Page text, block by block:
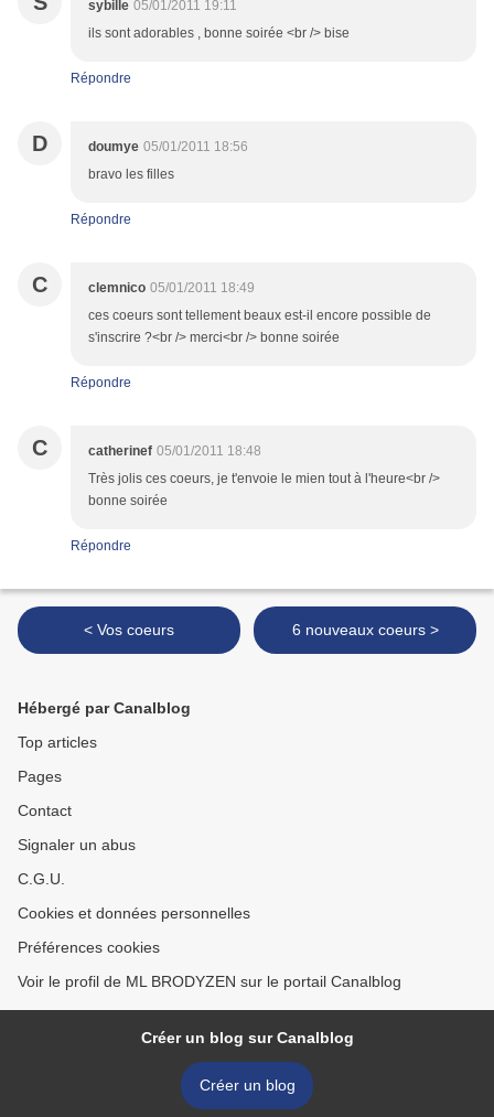
sybille 05/01/2011 19:11
ils sont adorables , bonne soirée <br /> bise
Répondre
D doumye 05/01/2011 18:56
bravo les filles
Répondre
C clemnico 05/01/2011 18:49
ces coeurs sont tellement beaux est-il encore possible de
s'inscrire ?<br /> merci<br /> bonne soirée
Répondre
C catherinef 05/01/2011 18:48
Très jolis ces coeurs, je t'envoie le mien tout à l'heure<br />
bonne soirée
Répondre
< Vos coeurs 6 nouveaux coeurs >
Hébergé par Canalblog
Top articles
Pages
Contact
Signaler un abus
C.G.U.
Cookies et données personnelles
Préférences cookies
Voir le profil de ML BRODYZEN sur le portail Canalblog
Créer un blog sur Canalblog
Créer un blog